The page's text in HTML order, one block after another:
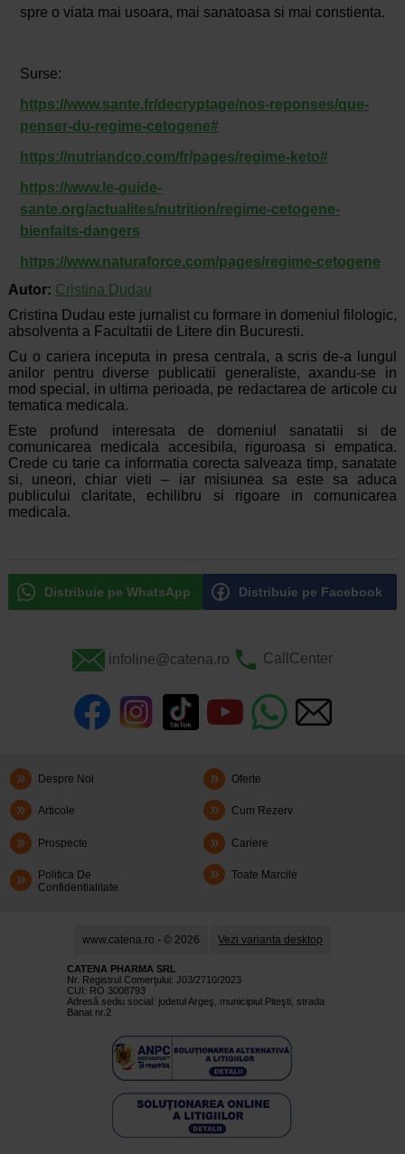
spre o viata mai usoara, mai sanatoasa si mai constienta.
Surse:
https://www.sante.fr/decryptage/nos-reponses/que-
penser-du-regime-cetogene#
https://nutriandco.com/fr/pages/regime-keto#
https://www.le-guide-
sante.org/actualites/nutrition/regime-cetogene-
bienfaits-dangers
https://www.naturaforce.com/pages/regime-cetogene
Autor: Cristina Dudau
Cristina Dudau este jurnalist cu formare in domeniul filologic,
absolventa a Facultatii de Litere din Bucuresti.
Cu o cariera inceputa in presa centrala, a scris de-a lungul
anilor pentru diverse publicatii generaliste, axandu-se in
mod special, in ultima perioada, pe redactarea de articole cu
tematica medicala.
Este profund interesata de domeniul sanatatii si de
comunicarea medicala accesibila, riguroasa si empatica.
Crede cu tarie ca informatia corecta salveaza timp, sanatate
si, uneori, chiar vieti – iar misiunea sa este sa aduca
publicului claritate, echilibru si rigoare in comunicarea
medicala.
Distribuie pe WhatsApp Distribuie pe Facebook
infoline@catena.ro CallCenter
Despre Noi Oferte
Articole Cum Rezerv
Prospecte Cariere
Politica De
Confidentialitate
Toate Marcile
www.catena.ro - © 2026 Vezi varianta desktop
CATENA PHARMA SRL
Nr. Registrul Comerţului: J03/2710/2023
CUI: RO 3008793
Adresă sediu social: judetul Argeş, municipiul Piteşti, strada
Banat nr.2